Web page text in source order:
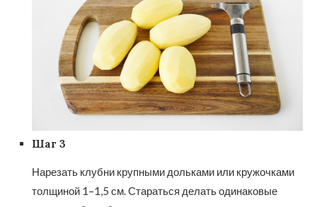
Шаг 3
Нарезать клубни крупными дольками или кружочками
толщиной 1–1,5 см. Стараться делать одинаковые